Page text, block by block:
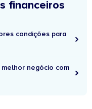
financeiros
condições para
negócio com